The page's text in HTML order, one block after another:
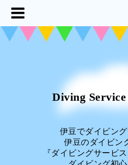
Diving
伊豆でダイビング
伊豆のダイビン
『ダイビングサービ